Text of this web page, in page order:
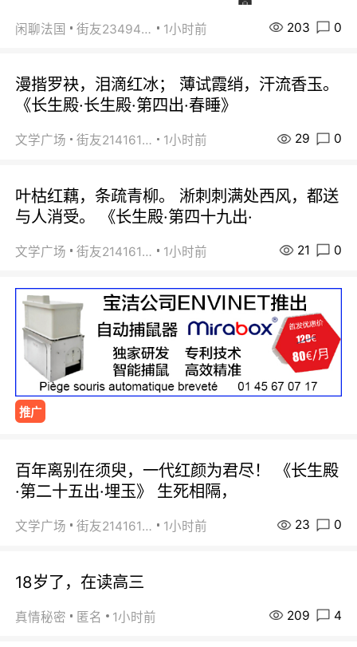
闲聊法国 街友23494008 1小时前 203 0
漫揩罗袂，泪滴红冰； 薄试霞绡，汗流香玉。
《长生殿·长生殿·第四出·春睡》
文学广场 街友21416156 1小时前 29 0
叶枯红藕，条疏青柳。 淅刺刺满处西风，都送
与人消受。 《长生殿·第四十九出·
文学广场 街友21416156 1小时前 21 0
推广
百年离别在须臾，一代红颜为君尽！ 《长生殿
·第二十五出·埋玉》 生死相隔，
文学广场 街友21416156 1小时前 23 0
18岁了，在读高三
真情秘密 匿名 1小时前 209 4